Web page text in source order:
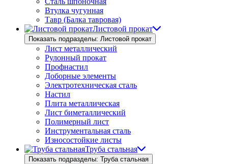
Втулка чугунная
Тавр (Балка тавровая)
Листовой прокат
Показать подразделы: Листовой прокат
Лист металлический
Рулонный прокат
Профнастил
Доборные элементы
Электротехническая сталь
Настил
Плита металлическая
Лист биметаллический
Полимерный лист
Инструментальная сталь
Износостойкие листы
Труба стальная
Показать подразделы: Труба стальная